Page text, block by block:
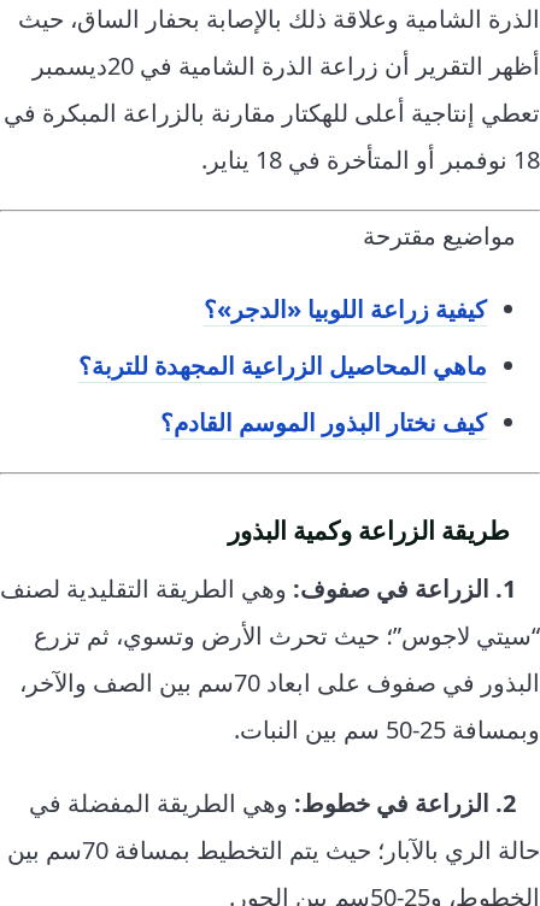
الذرة الشامية وعلاقة ذلك بالإصابة بحفار الساق، حيث
أظهر التقرير أن زراعة الذرة الشامية في 20ديسمبر
تعطي إنتاجية أعلى للهكتار مقارنة بالزراعة المبكرة في
18 نوفمبر أو المتأخرة في 18 يناير.
مواضيع مقترحة
كيفية زراعة اللوبيا «الدجر»؟
ماهي المحاصيل الزراعية المجهدة للتربة؟
كيف نختار البذور الموسم القادم؟
طريقة الزراعة وكمية البذور
1. الزراعة في صفوف:
وهي الطريقة التقليدية لصنف
“سيتي لاجوس”؛ حيث تحرث الأرض وتسوي، ثم تزرع
البذور في صفوف على ابعاد 70سم بين الصف والآخر،
وبمسافة 25-50 سم بين النبات.
2. الزراعة في خطوط:
وهي الطريقة المفضلة في
حالة الري بالآبار؛ حيث يتم التخطيط بمسافة 70سم بين
الخطوط، و25-50سم بين الجور.